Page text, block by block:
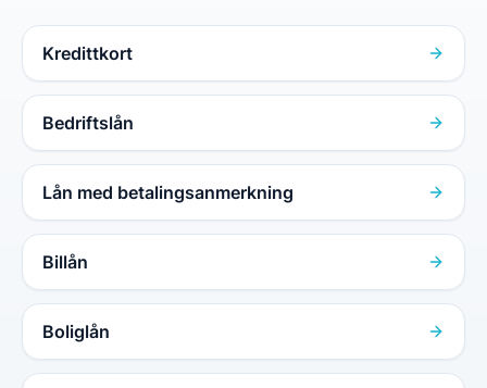
Kredittkort
Bedriftslån
Lån med betalingsanmerkning
Billån
Boliglån